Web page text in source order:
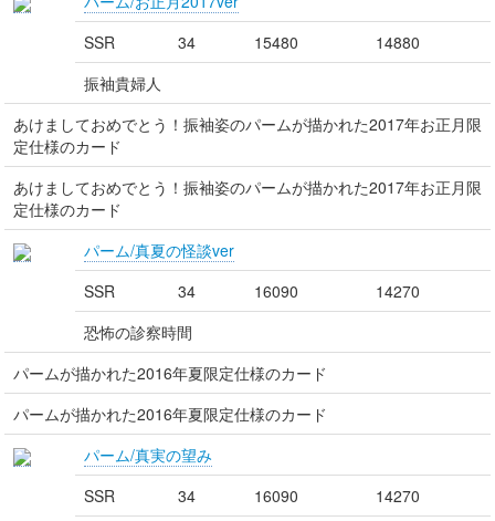
SSR
34 15480
14880
振袖貴婦人
あけましておめでとう！振袖姿のパームが描かれた2017年お正月限
定仕様のカード
あけましておめでとう！振袖姿のパームが描かれた2017年お正月限
定仕様のカード
パーム/真夏の怪談ver
SSR
34 16090
14270
恐怖の診察時間
パームが描かれた2016年夏限定仕様のカード
パームが描かれた2016年夏限定仕様のカード
パーム/真実の望み
SSR
34 16090
14270